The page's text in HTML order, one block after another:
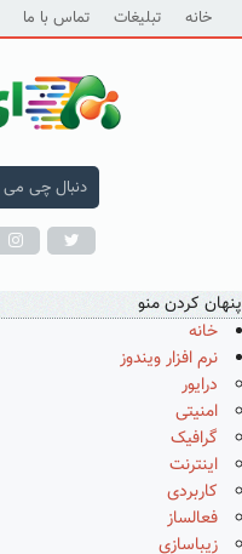
خانه تبلیغات تماس با ما
پنهان کردن منو
خانه
نرم افزار ویندوز
درایور
امنیتی
گرافیک
اینترنت
کاربردی
فعالساز
زیباسازی